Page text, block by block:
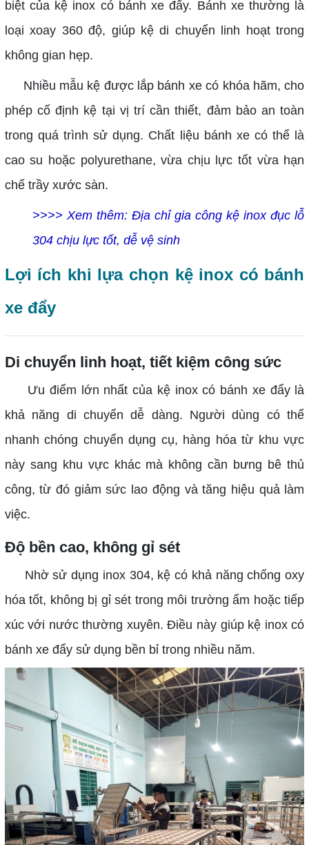
biệt của kệ inox có bánh xe đẩy. Bánh xe thường là
loại xoay 360 độ, giúp kệ di chuyển linh hoạt trong
không gian hẹp.
Nhiều mẫu kệ được lắp bánh xe có khóa hãm, cho
phép cố định kệ tại vị trí cần thiết, đảm bảo an toàn
trong quá trình sử dụng. Chất liệu bánh xe có thể là
cao su hoặc polyurethane, vừa chịu lực tốt vừa hạn
chế trầy xước sàn.
>>>> Xem thêm: Địa chỉ gia công kệ inox đục lỗ
304 chịu lực tốt, dễ vệ sinh
Lợi ích khi lựa chọn kệ inox có bánh
xe đẩy
Di chuyển linh hoạt, tiết kiệm công sức
Ưu điểm lớn nhất của kệ inox có bánh xe đẩy là
khả năng di chuyển dễ dàng. Người dùng có thể
nhanh chóng chuyển dụng cụ, hàng hóa từ khu vực
này sang khu vực khác mà không cần bưng bê thủ
công, từ đó giảm sức lao động và tăng hiệu quả làm
việc.
Độ bền cao, không gỉ sét
Nhờ sử dụng inox 304, kệ có khả năng chống oxy
hóa tốt, không bị gỉ sét trong môi trường ẩm hoặc tiếp
xúc với nước thường xuyên. Điều này giúp kệ inox có
bánh xe đẩy sử dụng bền bỉ trong nhiều năm.